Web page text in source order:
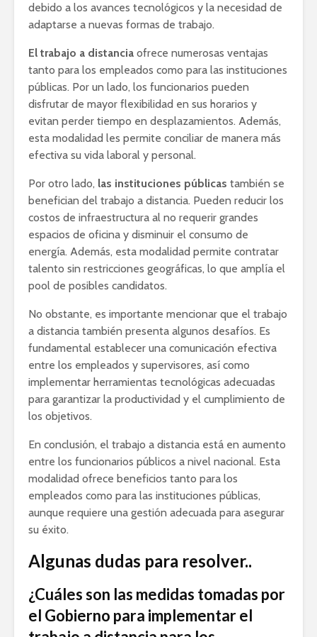
debido a los avances tecnológicos y la necesidad de
adaptarse a nuevas formas de trabajo.
El trabajo a distancia ofrece numerosas ventajas
tanto para los empleados como para las instituciones
públicas. Por un lado, los funcionarios pueden
disfrutar de mayor flexibilidad en sus horarios y
evitan perder tiempo en desplazamientos. Además,
esta modalidad les permite conciliar de manera más
efectiva su vida laboral y personal.
Por otro lado, las instituciones públicas también se
benefician del trabajo a distancia. Pueden reducir los
costos de infraestructura al no requerir grandes
espacios de oficina y disminuir el consumo de
energía. Además, esta modalidad permite contratar
talento sin restricciones geográficas, lo que amplía el
pool de posibles candidatos.
No obstante, es importante mencionar que el trabajo
a distancia también presenta algunos desafíos. Es
fundamental establecer una comunicación efectiva
entre los empleados y supervisores, así como
implementar herramientas tecnológicas adecuadas
para garantizar la productividad y el cumplimiento de
los objetivos.
En conclusión, el trabajo a distancia está en aumento
entre los funcionarios públicos a nivel nacional. Esta
modalidad ofrece beneficios tanto para los
empleados como para las instituciones públicas,
aunque requiere una gestión adecuada para asegurar
su éxito.
Algunas dudas para resolver..
¿Cuáles son las medidas tomadas por
el Gobierno para implementar el